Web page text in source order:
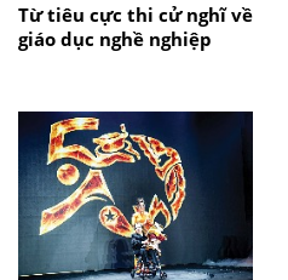
Từ tiêu cực thi cử nghĩ về
giáo dục nghề nghiệp